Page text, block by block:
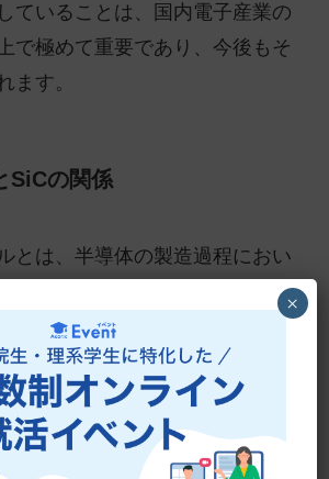
ていることは、国内電子産業の
で極めて重要であり、今後もそ
ます。
SiCの関係
とは、半導体の製造過程におい
たす技術です。この技術は、チ
させるために不可欠であり、高
には欠かせません。具体的に
利用して半導体材料の表面を加
物理的、化学的性質を変化させ
、半導体の電気的特性が改善さ
×